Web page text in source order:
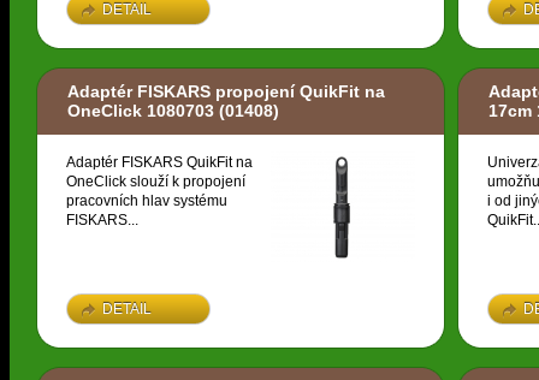
DETAIL
Adaptér FISKARS propojení QuikFit na
OneClick 1080703 (01408)
Adaptér FISKARS QuikFit na
OneClick slouží k propojení
pracovních hlav systému
FISKARS...
DETAIL
17cm
i od